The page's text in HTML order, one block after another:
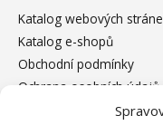
Katalog webových
Katalog e-shopů
Obchodní podmínky
Ochrana osobních údajů
Zásady cookies (EU)